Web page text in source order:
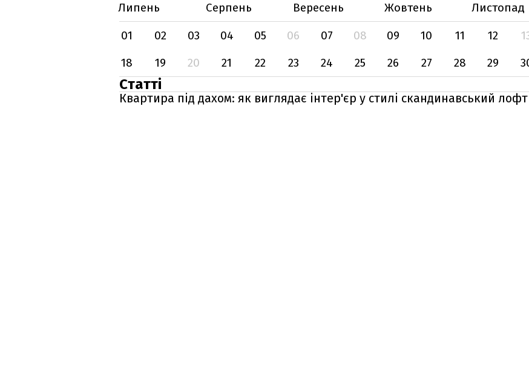
Липень
Серпень Вересень Жовтень Листопад
01
02 03 04 05 06 07 08 09 10 11 12
18
19 20 21 22 23 24 25 26 27 28 29
Статті
Квартира під дахом: як виглядає інтер'єр у стилі скандинавський